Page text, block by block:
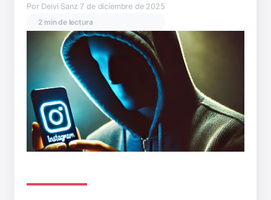
Por Deivi Sanz 7 de diciembre de 2025
2 min de lectura